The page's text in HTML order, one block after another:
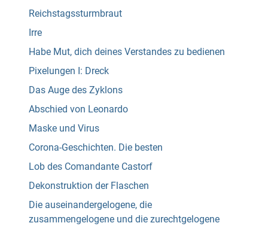
Reichstagssturmbraut
Irre
Habe Mut, dich deines Verstandes zu bedienen
Pixelungen I: Dreck
Das Auge des Zyklons
Abschied von Leonardo
Maske und Virus
Corona-Geschichten. Die besten
Lob des Comandante Castorf
Dekonstruktion der Flaschen
Die auseinandergelogene, die
zusammengelogene und die zurechtgelogene